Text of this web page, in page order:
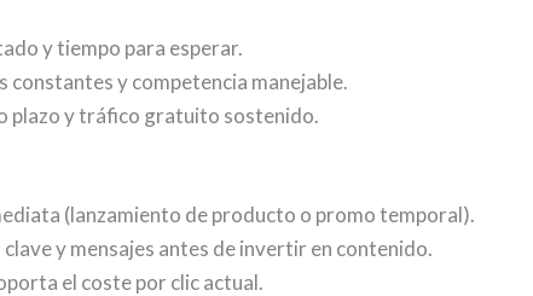
y tiempo para esperar.
constantes y competencia manejable.
plazo y tráfico gratuito sostenido.
(lanzamiento de producto o promo temporal).
y mensajes antes de invertir en contenido.
el coste por clic actual.